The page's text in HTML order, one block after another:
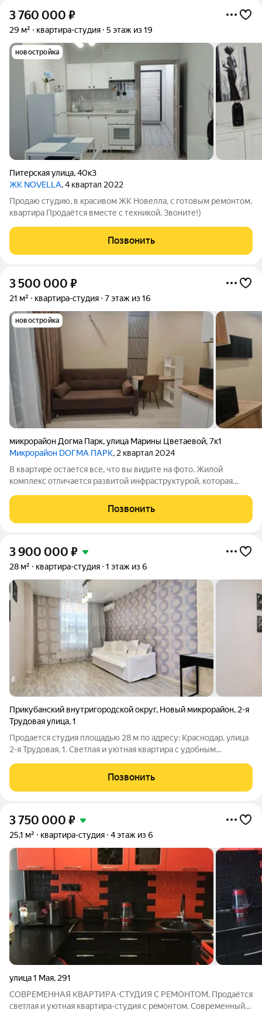
3 760 000 ₽
29 м² квартира-студия 5 этаж из 19
новостройка
Питерская улица,40к3
ЖК NOVELLA, 4 квартал 2022
Продаю студию, в красивом ЖК Новелла, с готовым ремонтом,
квартира Продаётся вместе с техникой. Звоните!)
Позвонить
3 500 000 ₽
21 м² квартира-студия 7 этаж из 16
новостройка
микрорайон Догма Парк,улица Марины Цветаевой,7к1
Микрорайон DОГМА ПАРК, 2 квартал 2024
В квартире остается все, что вы видите на фото. Жилой
комплекс отличается развитой инфраструктурой, которая
центры, магазины. Озон, Вб, общественный транспорт, до
центра Краснодара 20 минут.
Позвонить
3 900 000 ₽
28 м² квартира-студия 1 этаж из 6
Прикубанский внутригородской округ, Новый микрорайон, 2-я
Трудовая улица,1
Продается студия площадью 28 м по адресу: Краснодар, улица
2-я Трудовая, 1. Светлая и уютная квартира с удобным
мебель останется новым владельцам. Отличный выбор для
сдачи в аренду или как первое
Позвонить
3 750 000 ₽
25,1 м² квартира-студия 4 этаж из 6
улица 1 Мая, 291
СOBPЕMEHНАЯ КВAРTИРA-CТУДИЯ C PEМОHTOM. Пpодаётся
cвeтлaя и уютная кваpтиpa-cтудия с peмoнтoм. Сoвpеменный